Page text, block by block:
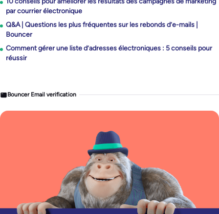
par courrier électronique
Q&A | Questions les plus fréquentes sur les rebonds d’e-mails |
Bouncer
Comment gérer une liste d’adresses électroniques : 5 conseils pour
réussir
Bouncer Email verification